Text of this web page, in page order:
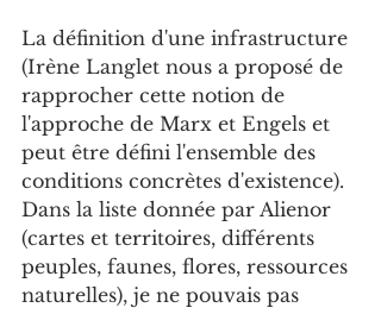
La définition d'une infrastructure
(Irène Langlet nous a proposé de
rapprocher cette notion de
l'approche de Marx et Engels et
peut être défini l'ensemble des
conditions concrètes d'existence).
Dans la liste donnée par Alienor
(cartes et territoires, différents
peuples, faunes, flores, ressources
naturelles), je ne pouvais pas